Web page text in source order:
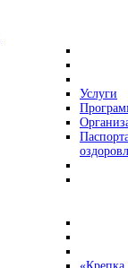
Услуги